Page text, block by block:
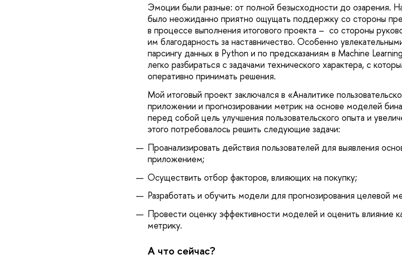
Эмоции были разные: от полной безысходности до озарения.
было неожиданно приятно ощущать поддержку со стороны
в процессе выполнения итогового проекта – со стороны
им благодарность за наставничество. Особенно
парсингу данных в Python и по предсказаниям в Machine
легко разбираться с задачами технического характера, с
оперативно принимать решения.
Мой итоговый проект заключался в «Аналитике
приложении и прогнозировании метрик на основе моделей
перед собой цель улучшения пользовательского опыта и
этого потребовалось решить следующие задачи:
Проанализировать действия пользователей для выявления
приложением;
Осуществить отбор факторов, влияющих на покупку;
Разработать и обучить модели для прогнозирования целевой
Провести оценку эффективности моделей и оценить влияние
метрику.
А что сейчас?